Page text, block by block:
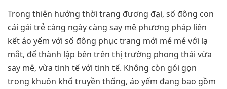
Trong thiên hướng thời trang đương đại, số đông con
cái gái trẻ càng ngày càng say mê phương pháp liên
kết áo yếm với số đông phục trang mới mẻ mẻ với lạ
mắt, để thành lập bên trên thị trường phong thái vừa
say mê, vừa tinh tế với tinh tế. Không còn gói gọn
trong khuôn khổ truyền thống, áo yếm đang bao gồm